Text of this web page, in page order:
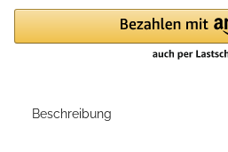
Beschreibung